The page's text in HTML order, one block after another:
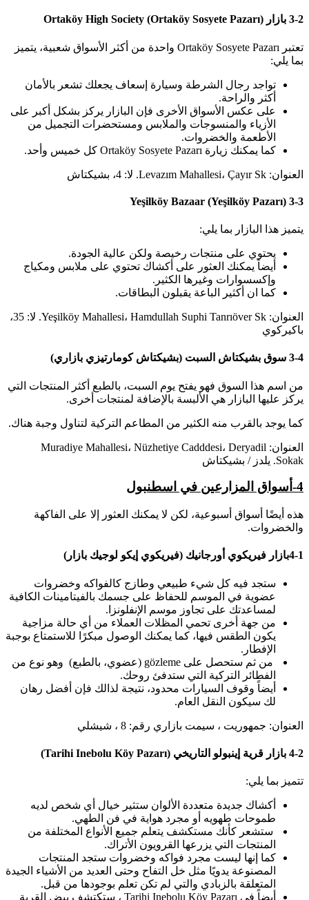
3-2 بازار Ortaköy High Society (Ortaköy Sosyete Pazarı)
تعتبر Ortaköy Sosyete Pazarı واحدة من أكثر الأسواق شعبية، يتميز
بما يلي:
تواجد رجال الشرطة وسيارة إسعاف يجعلك تشعر بالأمان
أكثر والراحة.
على عكس الأسواق الأخرى فإن البازار يركز بشكل أكبر على
الأزياء والمنسوجات والملابس ومستحضرات التجميل من
الأطعمة والخضروات.
كما يمكنك زيارة Ortaköy Sosyete Pazarı كل خميس وأحد.
العنوان: Levazım Mahallesi، Çayır Sk. لا: 4، بشيكتاش
3-3 Yeşilköy Bazaar (Yeşilköy Pazarı)
يتميز هذا البازار بما يلي:
يحتوي على منتجات رخيصة ولكن عالية الجودة.
أيضاً يمكنك العثور على أكشاك تحتوي على ملابس ومكياج
وإكسسوارات وغيرها الكثير.
كما ان أكثير الباعة يقبلون البطاقات.
العنوان: Yeşilköy Mahallesi، Hamdullah Suphi Tanrıöver Sk. لا: 35،
باكيركوي
3-4 سوق بشيكتاش السبت (بشيكتاش كومارتيزي بازاري)
من اسم هذا السوق فهو يفتح يوم السبت، بالطبع أكثر المنتجات التي
يركز عليها البازار هي الألبسة بالإضافة لمنتجات أخرى.
كما يوجد بالقرب منه الكثير من المطاعم التركية لتناول وجبة هناك.
العنوان: Muradiye Mahallesi، Nüzhetiye Cadddesi، Deryadil
Sokak. يلدز / بشيكتاش
4- أسواق المزارعين في اسطنبول
هذه أيضًا أسواق أسبوعية، لكن لا يمكنك العثور إلا على الفاكهة
والخضروات.
4-1بازار فيريكوي أورجانيك (فيريكوي إيكو لوجيك بازار)
ستجد فيه كل شيء طبيعي وطازج كالفواكه وخضروات
عضوية في الموسم للحفاظ على جسمك بالفيتامينات الكافية
لمساعدتك على تجاوز موسم الإنفلونزا.
من جهة أخرى تحمي المظلات العملاء من أي حالة مزاجية
يكون الطقس فيها، كما يمكنك الوصول مبكرًا للاستمتاع بوجبة
الإفطار.
من ثم ستحصل على gözleme (عضوي، بالطبع) وهو نوع من
الفطائر التركية التي ستدفئ روحك.
أيضاً وقوف السيارات محدود، نتيجة لذالك فإن أفضل رهان
لك سيكون النقل العام.
العنوان: جمهوريت ، سيمت بازاري رقم: 8 ، شيشلي
4-2 بازار قرية إينبولو التاريخي (Tarihi Inebolu Köy Pazarı)
تتميز بما يلي:
أكشاك جديدة متعددة الألوان ستثير خيال أي شخص لديه
طموحات طهويه أو مجرد هواية في فن الطهي.
ستشعر كأنك مستكشف يتعلم جميع الأنواع المختلفة من
المنتجات التي يزرعها القرويون الأتراك.
كما إنها ليست مجرد فواكه وخضروات ستجد المنتجات
المصنوعة يدويًا مثل خل التفاح وحتى العديد من الأشياء الجيدة
المتعلقة بالزبادي والتي لم تكن تعلم بوجودها من قبل.
أيضاً في Tarihi Inebolu Köy Pazarı ، ستكتشف بيض القرية